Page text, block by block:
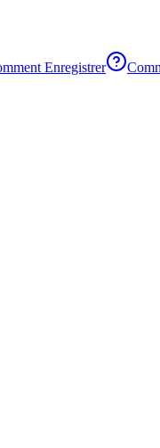
Enregistrer